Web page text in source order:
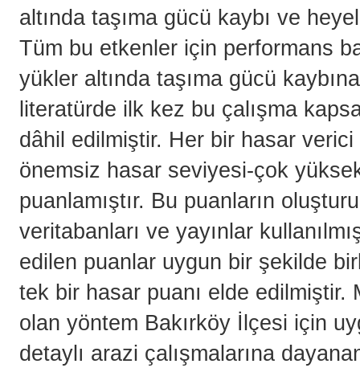
altında taşıma gücü kaybı ve
Tüm bu etkenler için performans
yükler altında taşıma gücü
literatürde ilk kez bu çalışma
dâhil edilmiştir. Her bir hasar
önemsiz hasar seviyesi-çok
puanlamıştır. Bu puanların
veritabanları ve yayınlar
edilen puanlar uygun bir şekilde
tek bir hasar puanı elde edilmiştir.
olan yöntem Bakırköy İlçesi için
detaylı arazi çalışmalarına